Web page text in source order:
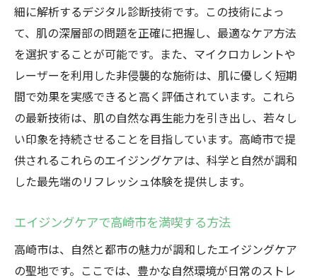
エイジングケアで輝く自分を発見する旅
高崎市のエイジングケアがもたらす内面的
輝き
内側からの美しさを引き出す高崎市のエイ
ジングケア
高崎市でのエイジングケアで美しさを再発
見
エイジングケアを通じて内面的に輝く高崎
高崎市で出会うエイジングケアの新しい形
高崎市で見つけるエイジングケアの革新
新しいエイジングケアの形を体験する高崎
細に解析するデジタル診断技術です。この技術によっ
て、肌の深層部の問題を正確に把握し、最適なケア方法
を選択することが可能です。また、マイクロカレントや
レーザーを利用した非侵襲的な施術は、肌に優しく短期
間で効果を実感できると高く評価されています。これら
の最新技術は、肌の自然な再生能力を引き出し、若々し
い印象を持続させることを目指しています。高崎市で提
供されるこれらのエイジングケアは、科学と自然が調和
した最先端のリフレッシュ体験を提供します。
エイジングケアで高崎市を満喫する方法
高崎市は、自然と都市の魅力が調和したエイジングケア
の聖地です。ここでは、豊かな自然環境が日常のストレ